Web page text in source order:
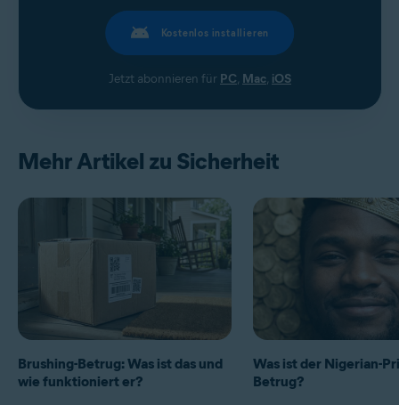
Kostenlos installieren
Jetzt abonnieren für PC, Mac, iOS
Mehr Artikel zu Sicherheit
Brushing-Betrug: Was ist das und
wie funktioniert er?
Was ist der Nigerian-
Betrug?